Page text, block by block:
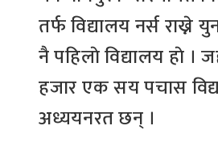
तर्फ विद्यालय नर्स राख्ने
नै पहिलाे विद्यालय हाे ।
हजार एक सय पचास
अध्ययनरत छन् ।